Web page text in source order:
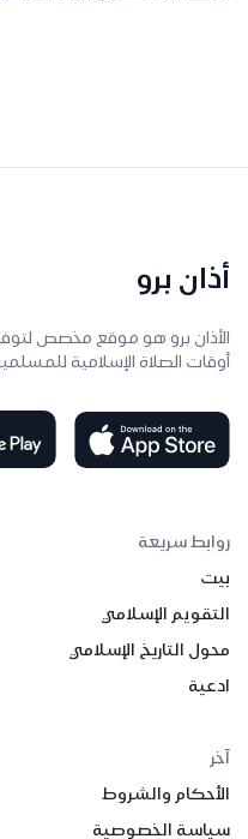
أذان برو
الأذان برو هو موقع مخصص
أوقات الصلاة الإسلامية
روابط سريعة
بيت
التقويم الإسلامي
محول التاريخ الإسلامي
ادعية
آخر
الأحكام والشروط
سياسة الخصوصية